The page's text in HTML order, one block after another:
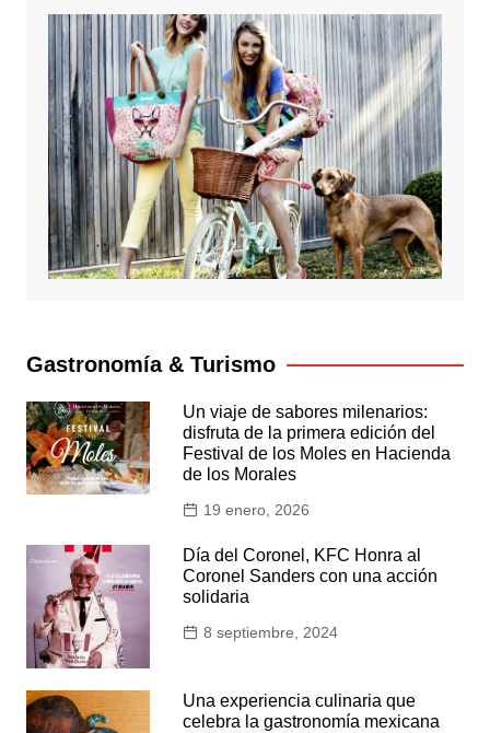
Gastronomía & Turismo
Un viaje de sabores milenarios:
disfruta de la primera edición del
Festival de los Moles en Hacienda
de los Morales
19 enero, 2026
Día del Coronel, KFC Honra al
Coronel Sanders con una acción
solidaria
8 septiembre, 2024
Una experiencia culinaria que
celebra la gastronomía mexicana